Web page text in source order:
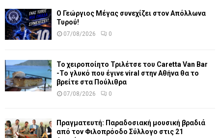
Ο Γεώργιος Μέγας συνεχίζει στον Απόλλωνα
Τυρού!
07/08/2026 0
Το χειροποίητο Τριλέτσε του Caretta Van Bar
-Το γλυκό που έγινε viral στην Αθήνα θα το
βρείτε στα Πούλιθρα
07/08/2026 0
Πραγματευτή: Παραδοσιακή μουσική βραδιά
από τον Φιλοπρόοδο Σύλλογο στις 21